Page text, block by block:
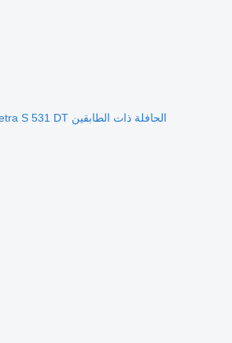
الحافلة ذات الطابقين Setra S 531 DT